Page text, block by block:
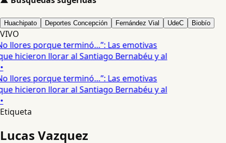
Huachipato Deportes Concepción Fernández Vial UdeC Biobío
VIVO
llores porque terminó…”: Las emotivas
hicieron llorar al Santiago Bernabéu y al
llores porque terminó…”: Las emotivas
hicieron llorar al Santiago Bernabéu y al
Etiqueta
Lucas Vazquez